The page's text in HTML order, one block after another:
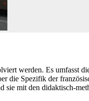
werden. Es umfasst
die Spezifik der
mit den didaktisch-